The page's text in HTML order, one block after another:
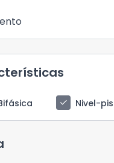
check Nivel-